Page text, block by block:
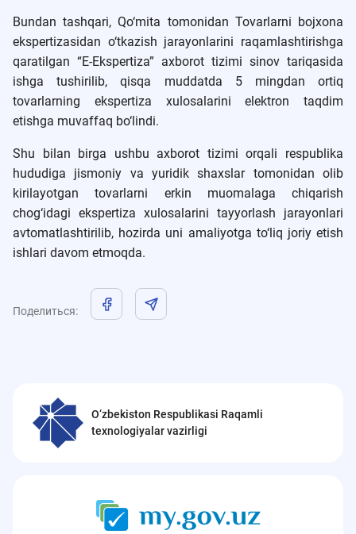
Bundan tashqari, Qo‘mita tomonidan Tovarlarni bojxona
ekspertizasidan o‘tkazish jarayonlarini raqamlashtirishga
qaratilgan “E-Ekspertiza” axborot tizimi sinov tariqasida
ishga tushirilib, qisqa muddatda 5 mingdan ortiq
tovarlarning ekspertiza xulosalarini elektron taqdim
etishga muvaffaq bo‘lindi.
Shu bilan birga ushbu axborot tizimi orqali respublika
hududiga jismoniy va yuridik shaxslar tomonidan olib
kirilayotgan tovarlarni erkin muomalaga chiqarish
chog‘idagi ekspertiza xulosalarini tayyorlash jarayonlari
avtomatlashtirilib, hozirda uni amaliyotga to‘liq joriy etish
ishlari davom etmoqda.
Поделиться:
O‘zbekiston Respublikasi Raqamli
texnologiyalar vazirligi